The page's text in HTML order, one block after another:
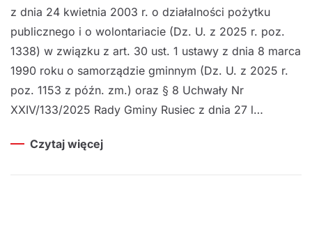
z dnia 24 kwietnia 2003 r. o działalności pożytku
publicznego i o wolontariacie (Dz. U. z 2025 r. poz.
1338) w związku z art. 30 ust. 1 ustawy z dnia 8 marca
1990 roku o samorządzie gminnym (Dz. U. z 2025 r.
poz. 1153 z późn. zm.) oraz § 8 Uchwały Nr
XXIV/133/2025 Rady Gminy Rusiec z dnia 27 l…
Czytaj więcej